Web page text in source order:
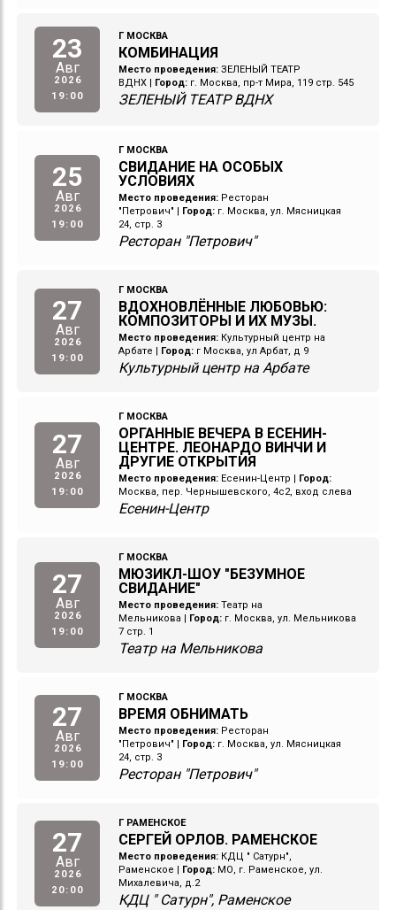
23
Авг
2026
19:00
Г МОСКВА
КОМБИНАЦИЯ
Место проведения: ЗЕЛЕНЫЙ ТЕАТР
ВДНХ | Город: г. Москва, пр-т Мира, 119 стр. 545
ЗЕЛЕНЫЙ ТЕАТР ВДНХ
25
Авг
2026
19:00
Г МОСКВА
СВИДАНИЕ НА ОСОБЫХ
УСЛОВИЯХ
Место проведения: Ресторан
"Петрович"
Город: г. Москва, ул. Мясницкая
24, стр. 3
Ресторан "Петрович"
27
Авг
2026
19:00
Г МОСКВА
ВДОХНОВЛЁННЫЕ ЛЮБОВЬЮ:
КОМПОЗИТОРЫ И ИХ МУЗЫ.
Место проведения: Культурный центр на
Арбате
Город: г Москва, ул Арбат, д 9
Культурный центр на Арбате
27
Авг
2026
19:00
Г МОСКВА
ОРГАННЫЕ ВЕЧЕРА В ЕСЕНИН-
ЦЕНТРЕ. ЛЕОНАРДО ВИНЧИ И
ДРУГИЕ ОТКРЫТИЯ
Место проведения: Есенин-Центр
Город:
Москва, пер. Чернышевского, 4с2, вход слева
Есенин-Центр
27
Авг
2026
19:00
Г МОСКВА
МЮЗИКЛ-ШОУ "БЕЗУМНОЕ
СВИДАНИЕ"
Место проведения: Театр на
Мельникова
Город: г. Москва, ул. Мельникова
7 стр. 1
Театр на Мельникова
27
Авг
2026
19:00
Г МОСКВА
ВРЕМЯ ОБНИМАТЬ
Место проведения: Ресторан
"Петрович"
Город: г. Москва, ул. Мясницкая
24, стр. 3
Ресторан "Петрович"
27
Авг
2026
20:00
Г РАМЕНСКОЕ
СЕРГЕЙ ОРЛОВ. РАМЕНСКОЕ
Место проведения: КДЦ " Сатурн",
Раменское
Город: МО, г. Раменское, ул.
Михалевича, д.2
КДЦ " Сатурн", Раменское